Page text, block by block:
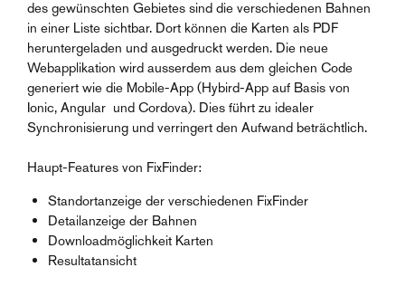
des gewünschten Gebietes sind die verschiedenen Bahnen
in einer Liste sichtbar. Dort können die Karten als PDF
heruntergeladen und ausgedruckt werden. Die neue
Webapplikation wird ausserdem aus dem gleichen Code
generiert wie die Mobile-App (Hybird-App auf Basis von
Ionic, Angular und Cordova). Dies führt zu idealer
Synchronisierung und verringert den Aufwand beträchtlich.
Haupt-Features von FixFinder:
Standortanzeige der verschiedenen FixFinder
Detailanzeige der Bahnen
Downloadmöglichkeit Karten
Resultatansicht